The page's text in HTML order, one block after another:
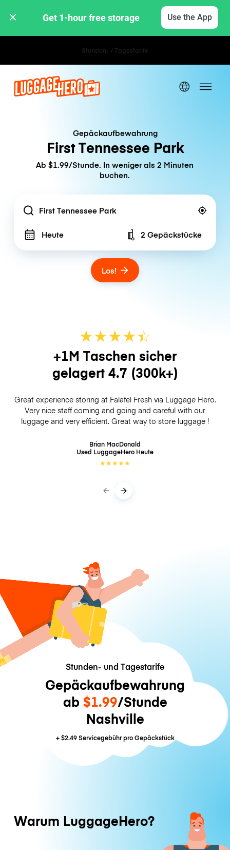
Get 1-hour free storage Use the App
Stunden- / Tagestarife
Gepäckaufbewahrung
First Tennessee Park
Ab $1.99/Stunde. In weniger als 2 Minuten
buchen.
Location
Heute Number of bags
2 Gepäckstücke
Los!
★★★★☆
★
+1M Taschen sicher
gelagert 4.7 (300k+)
Great experience storing at Falafel Fresh via Luggage Hero.
Very nice staff coming and going and careful with our
luggage and very efficient. Great way to store luggage !
Brian MacDonald
Used LuggageHero Heute
★★★★★
Stunden- und Tagestarife
Gepäckaufbewahrung
ab $1.99/Stunde
Nashville
+$2.49Servicegebühr pro Gepäckstück
Warum LuggageHero?